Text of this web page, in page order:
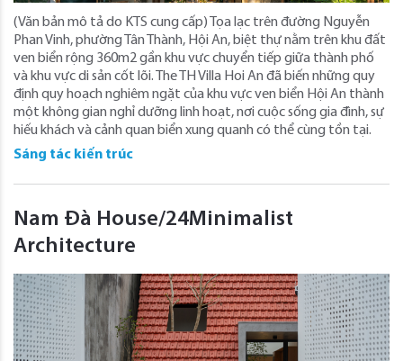
(Văn bản mô tả do KTS cung cấp) Tọa lạc trên đường Nguyễn
Phan Vinh, phường Tân Thành, Hội An, biệt thự nằm trên khu đất
ven biển rộng 360m2 gần khu vực chuyển tiếp giữa thành phố
và khu vực di sản cốt lõi. The TH Villa Hoi An đã biến những quy
định quy hoạch nghiêm ngặt của khu vực ven biển Hội An thành
một không gian nghỉ dưỡng linh hoạt, nơi cuộc sống gia đình, sự
hiếu khách và cảnh quan biển xung quanh có thể cùng tồn tại.
Sáng tác kiến trúc
Nam Đà House/24Minimalist
Architecture